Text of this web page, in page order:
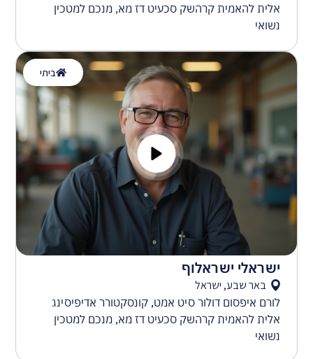
אלית להאמית קרהשק סכעיט דז מא, מנכם למטכין
נשואי
ביתי
ישראלי ישראלוף
באר שבע, ישראל
לורם איפסום דולור סיט אמט, קונסקטורר אדיפיסינג
אלית להאמית קרהשק סכעיט דז מא, מנכם למטכין
נשואי